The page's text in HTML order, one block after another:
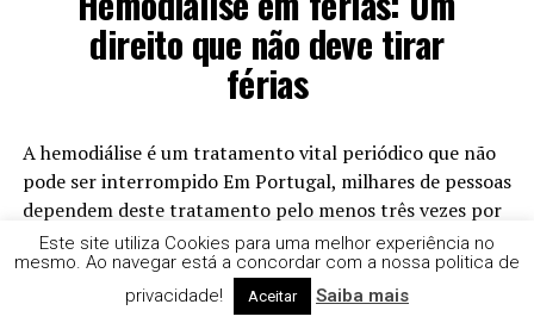
direito que não deve tirar
férias
A hemodiálise é um tratamento vital periódico que não
pode ser interrompido Em Portugal, milhares de pessoas
dependem deste tratamento pelo menos três vezes por
semana, durante várias horas, para substituir
parcialmente a função dos rins. Esta regularidade do
tratamento é essencial para manter o equilíbrio do
Este site utiliza Cookies para uma melhor experiência no
mesmo. Ao navegar está a concordar com a nossa politica de
privacidade!
Aceitar Saiba mais